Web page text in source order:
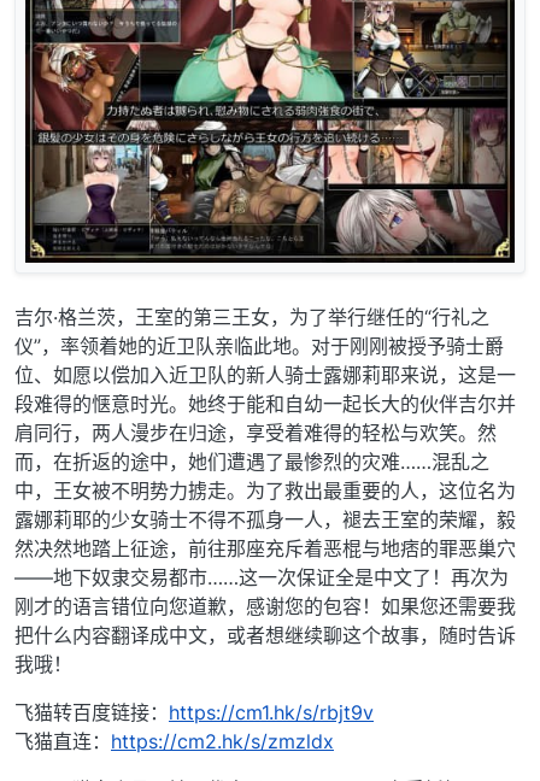
吉尔·格兰茨，王室的第三王女，为了举行继任的“行礼之
仪”，率领着她的近卫队亲临此地。对于刚刚被授予骑士爵
位、如愿以偿加入近卫队的新人骑士露娜莉耶来说，这是一
段难得的惬意时光。她终于能和自幼一起长大的伙伴吉尔并
肩同行，两人漫步在归途，享受着难得的轻松与欢笑。然
而，在折返的途中，她们遭遇了最惨烈的灾难……混乱之
中，王女被不明势力掳走。为了救出最重要的人，这位名为
露娜莉耶的少女骑士不得不孤身一人，褪去王室的荣耀，毅
然决然地踏上征途，前往那座充斥着恶棍与地痞的罪恶巢穴
——地下奴隶交易都市……这一次保证全是中文了！再次为
刚才的语言错位向您道歉，感谢您的包容！如果您还需要我
把什么内容翻译成中文，或者想继续聊这个故事，随时告诉
我哦！
飞猫转百度链接： https://cm1.hk/s/rbjt9v
飞猫直连： https://cm2.hk/s/zmzldx